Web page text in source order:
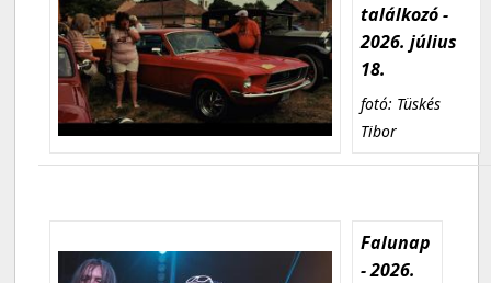
találkozó -
2026. július
18.
fotó: Tüskés
Tibor
Falunap
- 2026.